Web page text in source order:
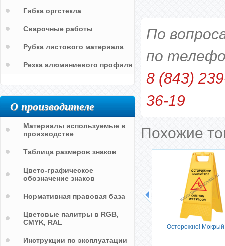
По
по
8 (843)
36-19
Похожие
Осторожно!
Гибка оргстекла
Сварочные работы
Рубка листового материала
Резка алюминиевого профиля
О производителе
Материалы используемые в
производстве
Таблица размеров знаков
Цвето-графическое
обозначение знаков
Нормативная правовая база
Цветовые палитры в RGB,
CMYK, RAL
Инструкции по эксплуатации